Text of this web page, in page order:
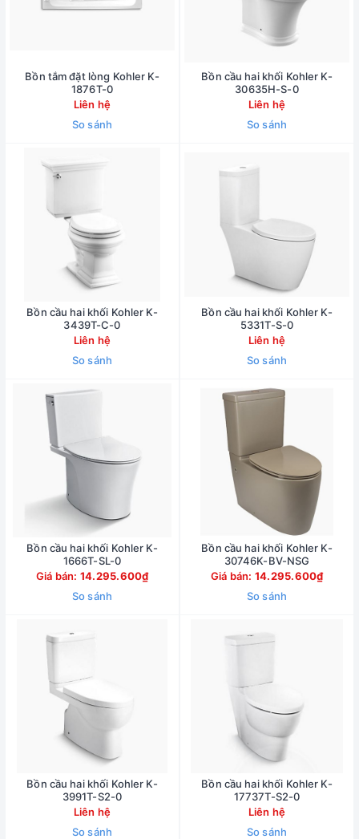
Bồn tắm đặt lòng Kohler K-
1876T-0
Liên hệ
So sánh
Bồn cầu hai khối Kohler K-
30635H-S-0
Liên hệ
So sánh
Bồn cầu hai khối Kohler K-
3439T-C-0
Liên hệ
So sánh
Bồn cầu hai khối Kohler K-
5331T-S-0
Liên hệ
So sánh
Bồn cầu hai khối Kohler K-
1666T-SL-0
Giá bán: 14.295.600₫
So sánh
Bồn cầu hai khối Kohler K-
30746K-BV-NSG
Giá bán: 14.295.600₫
So sánh
Bồn cầu hai khối Kohler K-
3991T-S2-0
Liên hệ
So sánh
Bồn cầu hai khối Kohler K-
17737T-S2-0
Liên hệ
So sánh